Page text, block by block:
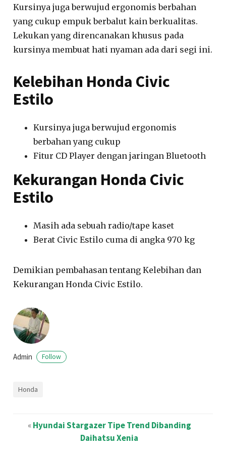
Kursinya juga berwujud ergonomis berbahan
yang cukup empuk berbalut kain berkualitas.
Lekukan yang direncanakan khusus pada
kursinya membuat hati nyaman ada dari segi ini.
Kelebihan Honda Civic
Estilo
Kursinya juga berwujud ergonomis
berbahan yang cukup
Fitur CD Player dengan jaringan Bluetooth
Kekurangan Honda Civic
Estilo
Masih ada sebuah radio/tape kaset
Berat Civic Estilo cuma di angka 970 kg
Demikian pembahasan tentang Kelebihan dan
Kekurangan Honda Civic Estilo.
Admin Follow
Honda
«Hyundai Stargazer Tipe Trend Dibanding
Daihatsu Xenia